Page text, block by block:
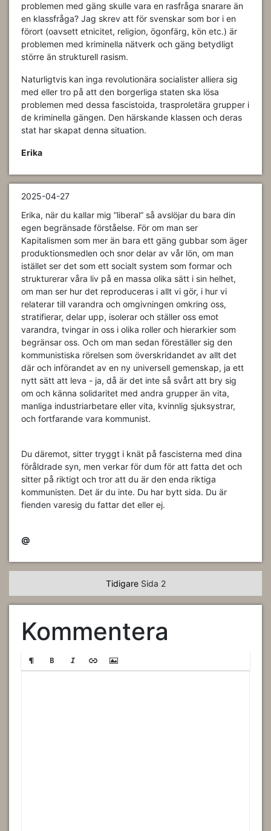
problemen med gäng skulle vara en rasfråga snarare än
en klassfråga? Jag skrev att för svenskar som bor i en
förort (oavsett etnicitet, religion, ögonfärg, kön etc.) är
problemen med kriminella nätverk och gäng betydligt
större än strukturell rasism.
Naturligtvis kan inga revolutionära socialister alliera sig
med eller tro på att den borgerliga staten ska lösa
problemen med dessa fascistoida, trasproletära grupper i
de kriminella gängen. Den härskande klassen och deras
stat har skapat denna situation.
Erika
2025-04-27
Erika, när du kallar mig ”liberal” så avslöjar du bara din
egen begränsade förståelse. För om man ser
Kapitalismen som mer än bara ett gäng gubbar som äger
produktionsmedlen och snor delar av vår lön, om man
istället ser det som ett socialt system som formar och
strukturerar våra liv på en massa olika sätt i sin helhet,
om man ser hur det reproduceras i allt vi gör, i hur vi
relaterar till varandra och omgivningen omkring oss,
stratifierar, delar upp, isolerar och ställer oss emot
varandra, tvingar in oss i olika roller och hierarkier som
begränsar oss. Och om man sedan föreställer sig den
kommunistiska rörelsen som överskridandet av allt det
där och införandet av en ny universell gemenskap, ja ett
nytt sätt att leva - ja, då är det inte så svårt att bry sig
om och känna solidaritet med andra grupper än vita,
manliga industriarbetare eller vita, kvinnlig sjuksystrar,
och fortfarande vara kommunist.
Du däremot, sitter tryggt i knät på fascisterna med dina
föråldrade syn, men verkar för dum för att fatta det och
sitter på riktigt och tror att du är den enda riktiga
kommunisten. Det är du inte. Du har bytt sida. Du är
fienden varesig du fattar det eller ej.
@
Tidigare Sida 2
Kommentera